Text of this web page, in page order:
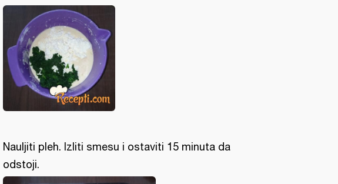
Nauljiti pleh. Izliti smesu i ostaviti 15 minuta da
odstoji.